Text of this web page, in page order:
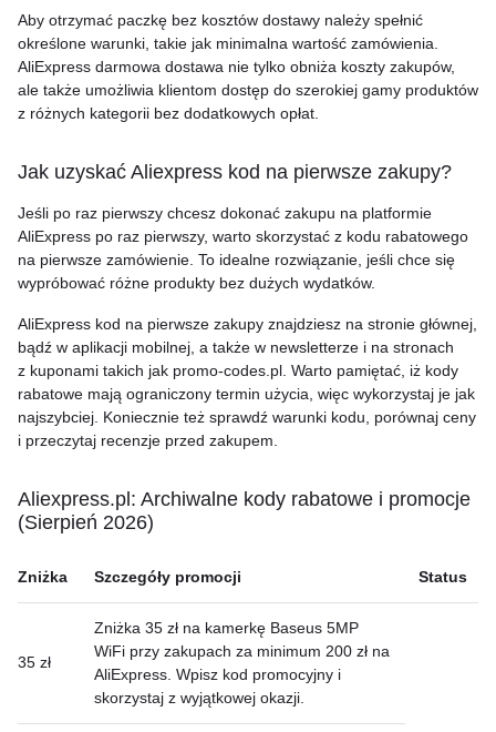
Aby otrzymać paczkę bez kosztów dostawy należy spełnić
określone warunki, takie jak minimalna wartość zamówienia.
AliExpress darmowa dostawa nie tylko obniża koszty zakupów,
ale także umożliwia klientom dostęp do szerokiej gamy produktów
z różnych kategorii bez dodatkowych opłat.
Jak uzyskać Aliexpress kod na pierwsze zakupy?
Jeśli po raz pierwszy chcesz dokonać zakupu na platformie
AliExpress po raz pierwszy, warto skorzystać z kodu rabatowego
na pierwsze zamówienie. To idealne rozwiązanie, jeśli chce się
wypróbować różne produkty bez dużych wydatków.
AliExpress kod na pierwsze zakupy znajdziesz na stronie głównej,
bądź w aplikacji mobilnej, a także w newsletterze i na stronach
z kuponami takich jak promo-codes.pl. Warto pamiętać, iż kody
rabatowe mają ograniczony termin użycia, więc wykorzystaj je jak
najszybciej. Koniecznie też sprawdź warunki kodu, porównaj ceny
i przeczytaj recenzje przed zakupem.
Aliexpress.pl: Archiwalne kody rabatowe i promocje
(Sierpień 2026)
Zniżka Szczegóły promocji Status
35 zł
Zniżka 35 zł na kamerkę Baseus 5MP
WiFi przy zakupach za minimum 200 zł na
AliExpress. Wpisz kod promocyjny i
skorzystaj z wyjątkowej okazji.